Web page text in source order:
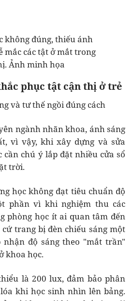
không đúng, thiếu ánh
mắc các tật ở mắt trong
Ảnh minh họa
phục tật cận thị ở trẻ
và tư thế ngồi đúng cách
ngành nhãn khoa, ánh sáng
vì vậy, khi xây dựng và sửa
cần chú ý lắp đặt nhiều cửa sổ
trời.
học không đạt tiêu chuẩn độ
phần vì khi nghiệm thu các
phòng học ít ai quan tâm đến
trang bị đèn chiếu sáng một
nhận độ sáng theo "mắt trần"
khoa học.
là 200 lux, đảm bảo phân
khi học sinh nhìn lên bảng.